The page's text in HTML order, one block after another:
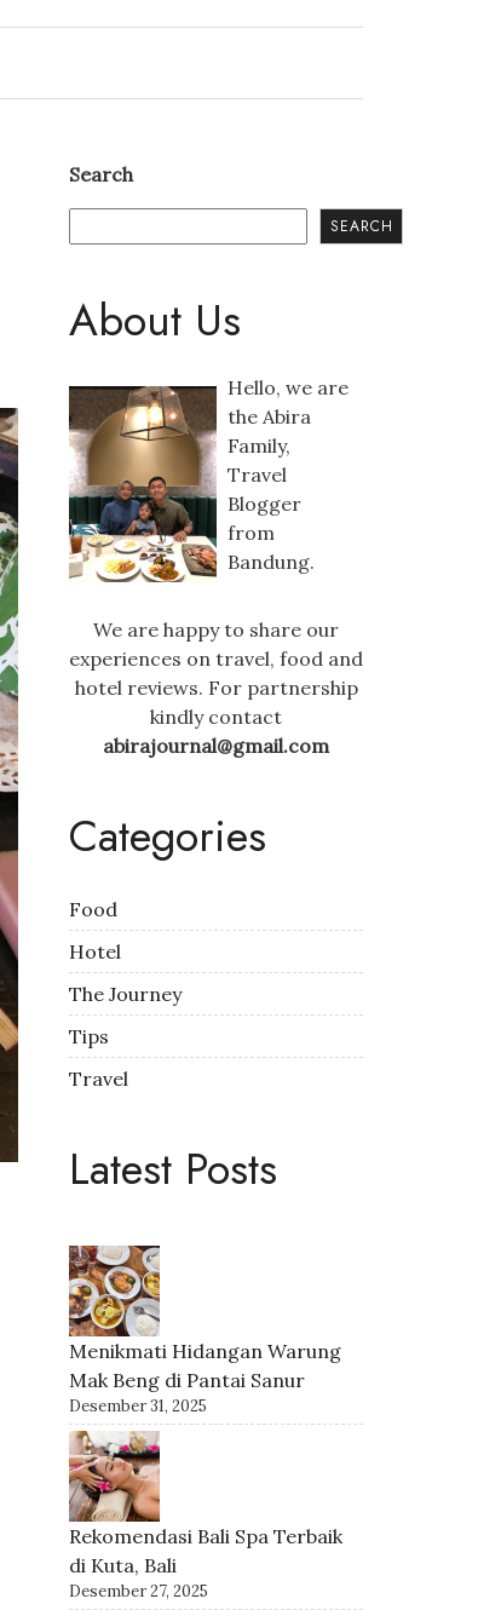
Search
SEARCH
About Us
Hello, we are
the Abira
Family,
Travel
Blogger
from
Bandung.
We are happy to share our
experiences on travel, food and
hotel reviews. For partnership
kindly contact
abirajournal@gmail.com
Categories
Food
Hotel
The Journey
Tips
Travel
Latest Posts
Menikmati Hidangan Warung
Mak Beng di Pantai Sanur
Desember 31, 2025
Rekomendasi Bali Spa Terbaik
di Kuta, Bali
Desember 27, 2025